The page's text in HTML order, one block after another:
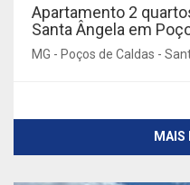
Apartamento 2
Santa Ângela em
MG - Poços de Caldas -
MAIS